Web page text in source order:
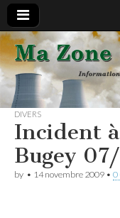
les
vous
DIVERS
Incident
Bugey
by • 14 novembre 2009 • 0